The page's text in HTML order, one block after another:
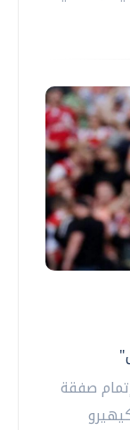
صفقة